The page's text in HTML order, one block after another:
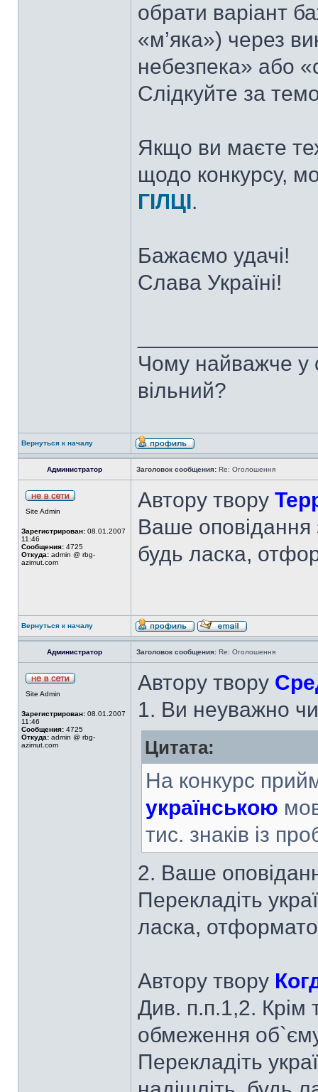
обрати варіант
«м’яка») через
небезпека» або
Слідкуйте за
Якщо ви маєте
щодо конкурсу,
ГІЛЦІ.
Бажаємо удачі!
Слава Україні!
Чому найважче у
вільний?
Вернуться к началу
Администратор Заголовок сообщения: Re: Оголошення
Site Admin
Зарегистрирован: 08.01.2007
11:46
Сообщения: 4725
Откуда: admin @ rbg-
azimut.com
Автору твору
Ваше оповідання
будь ласка,
Вернуться к началу
Администратор Заголовок сообщения: Re: Оголошення
Site Admin
Зарегистрирован: 08.01.2007
11:46
Сообщения: 4725
Откуда: admin @ rbg-
azimut.com
Автору твору
1. Ви неуважно
Цитата:
На конкурс
українською
тис. знаків із
2. Ваше
Перекладіть
ласка,
Автору твору
Див. п.п.1,2. Крім
обмеження
Перекладіть